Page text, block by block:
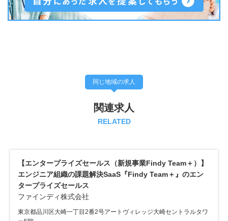
同じ地域の求人
関連求人
RELATED
エンタープライズセールス（新規事業Findy Team＋）】
ンジニア組織の課題解決SaaS『Findy Team＋』のエン
ープライズセールス
ァインディ株式会社
京都品川区大崎一丁目2番2号アートヴィレッジ大崎セントラルタワ